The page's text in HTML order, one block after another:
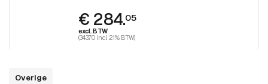
€ 284.05
excl. BTW
(343.70 incl. 21% BTW)
Overige